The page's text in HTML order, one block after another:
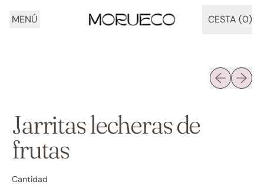
MENÚ CESTA (0)
ARTÍCULOS
Diapositiva
Jarritas lecheras de
frutas
Cantidad